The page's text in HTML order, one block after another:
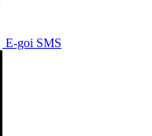
E-goi SMS